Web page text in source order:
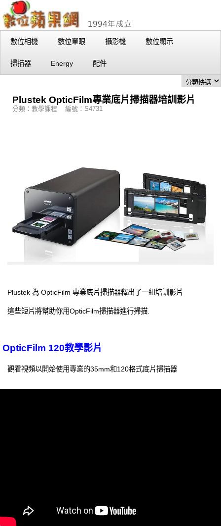
數位相機 數位單眼 攝影機 數位顯示
掃描器 Energy 配件
Plustek OpticFilm專業底片掃描器培訓影片
分類：教學課程 編號：S4731
Plustek 為 OpticFilm 專業底片掃描器釋出了一組培訓影片
這些短片將幫助你用OpticFilm掃描器進行掃描.
OpticFilm 120教學影片
觀看視頻以開始使用專業的35mm和120格式底片掃描器